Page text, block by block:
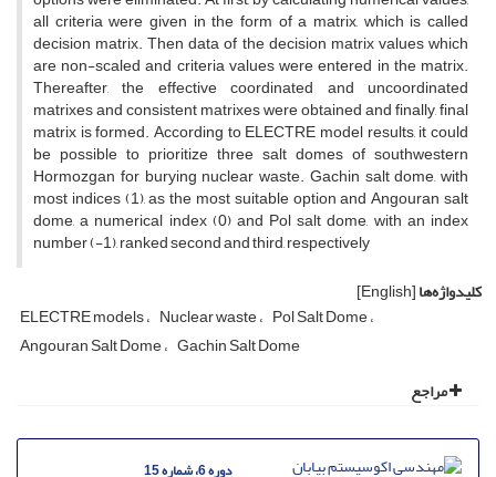
all criteria were given in the form of a matrix, which is called
decision matrix. Then data of the decision matrix values which
are non-scaled and criteria values were entered in the matrix.
Thereafter, the effective coordinated and uncoordinated
matrixes and consistent matrixes were obtained and finally, final
matrix is formed. According to ELECTRE model results, it could
be possible to prioritize three salt domes of southwestern
Hormozgan for burying nuclear waste. Gachin salt dome, with
most indices (1), as the most suitable option and Angouran salt
dome, a numerical index (0) and Pol salt dome, with an index
number (-1), ranked second and third, respectively
کلیدواژه‌ها[English]
ELECTRE models Nuclear waste Pol Salt Dome
Angouran Salt Dome Gachin Salt Dome
مراجع
دوره 6، شماره 15